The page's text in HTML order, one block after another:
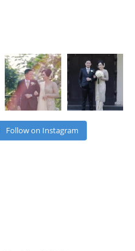
Follow on Instagram